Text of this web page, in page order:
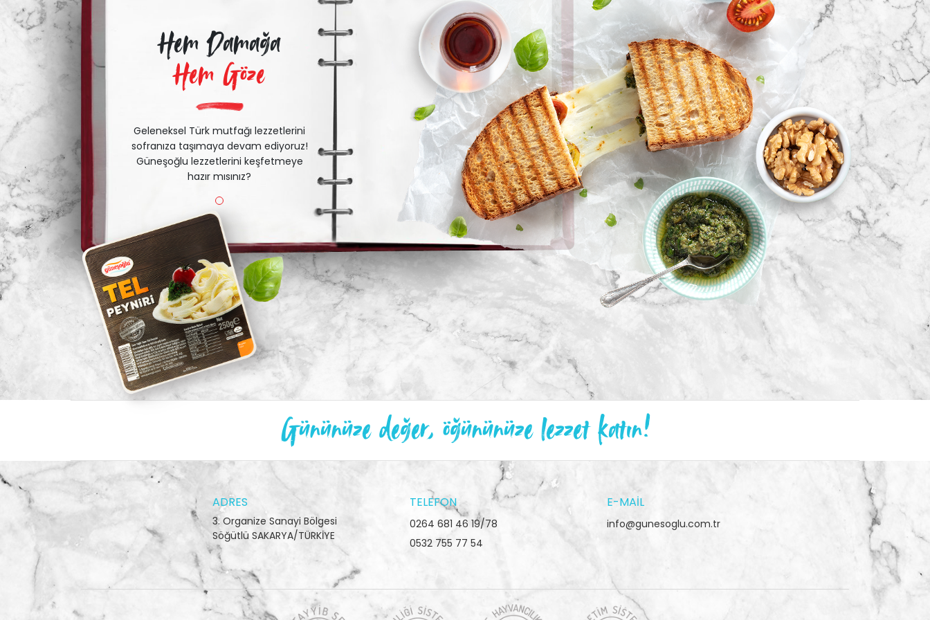
Hem Damağa
Hem Göze
Geleneksel Türk mutfağı lezzetlerini
sofranıza taşımaya devam ediyoruz!
Güneşoğlu lezzetlerini keşfetmeye
hazır mısınız?
Gününüze değer, öğününüze lezzet katın!
ADRES
3. Organize Sanayi Bölgesi
Söğütlü SAKARYA/TÜRKİYE
TELEFON
0264 681 46 19/78
0532 755 77 54
E-MAIL
info@gunesoglu.com.tr